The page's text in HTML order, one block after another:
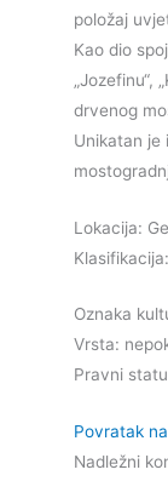
položaj
Kao dio
„Jozefinu“,
drvenog
Unikatan je
Lokacija:
Oznaka
Vrsta:
Pravni
Povratak
Nadležni